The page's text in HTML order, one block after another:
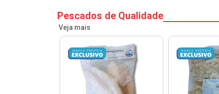
Pescados de Qualidade
Veja mais